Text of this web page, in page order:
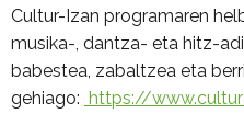
Cultur-Izan programaren
musika-, dantza- eta hitz-
babestea, zabaltzea eta
gehiago: https://